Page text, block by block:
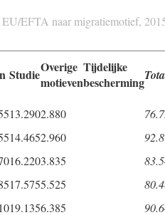
EFTA naar migratiemotief,
StudieOverige
motieven
Tijdelijke
bescherming
13.2902.880
14.4652.960
16.2203.835
17.5755.525
19.1356.385